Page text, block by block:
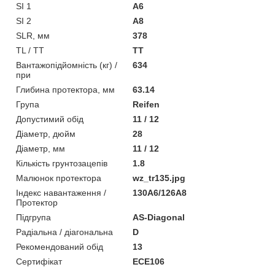
SI 1
A6
SI 2
A8
SLR, мм
378
TL / TT
TT
Вантажопідйомність (кг) /
при
634
Глибина протектора, мм
63.14
Група
Reifen
Допустимий обід
11 / 12
Діаметр, дюйм
28
Діаметр, мм
11 / 12
Кількість грунтозацепів
1.8
Малюнок протектора
wz_tr135.jpg
Індекс навантаження /
Протектор
130A6/126A8
Підгрупа
AS-Diagonal
Радіальна / діагональна
D
Рекомендований обід
13
Сертифікат
ECE106